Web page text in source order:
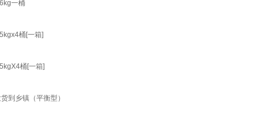
一桶
桶[一箱]
桶[一箱]
到乡镇（平衡型）